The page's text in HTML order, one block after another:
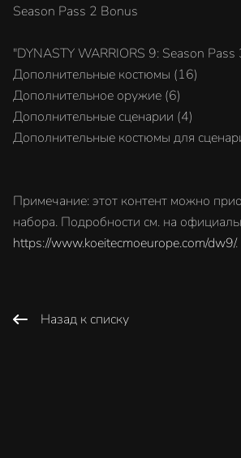
Season Pass 2 Bonus
"DYNASTY WARRIORS 9: Season Pass
Дополнительные костюмы (16)
Дополнительное оружие (6)
Дополнительные сценарии (4)
Дополнительные костюмы для
Примечание: этот контент можно
набора. Подробности см. на
https://www.koeitecmoeurope.com/dw9/.
Назад к списку